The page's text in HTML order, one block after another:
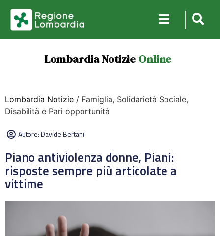
Lombardia Notizie Online
Lombardia Notizie / Famiglia, Solidarietà Sociale,
Disabilità e Pari opportunità
Autore:Davide Bertani
Piano antiviolenza donne, Piani:
risposte sempre più articolate a
vittime